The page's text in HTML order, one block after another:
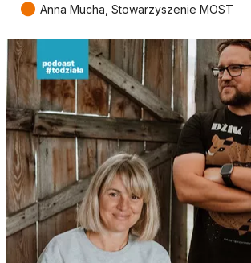
● Anna Mucha, Stowarzyszenie MOST